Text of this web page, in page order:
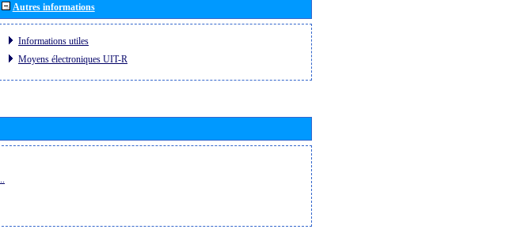
Autres informations
Informations utiles
Moyens électroniques UIT-R